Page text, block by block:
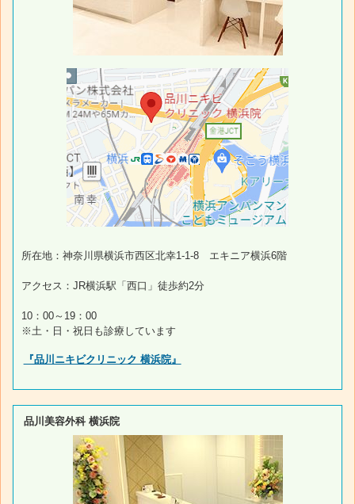
所在地：神奈川県横浜市西区北幸1-1-8 エキニア横浜6階
アクセス：JR横浜駅「西口」徒歩約2分
10：00～19：00
※土・日・祝日も診療しています
『品川ニキビクリニック 横浜院』
品川美容外科 横浜院